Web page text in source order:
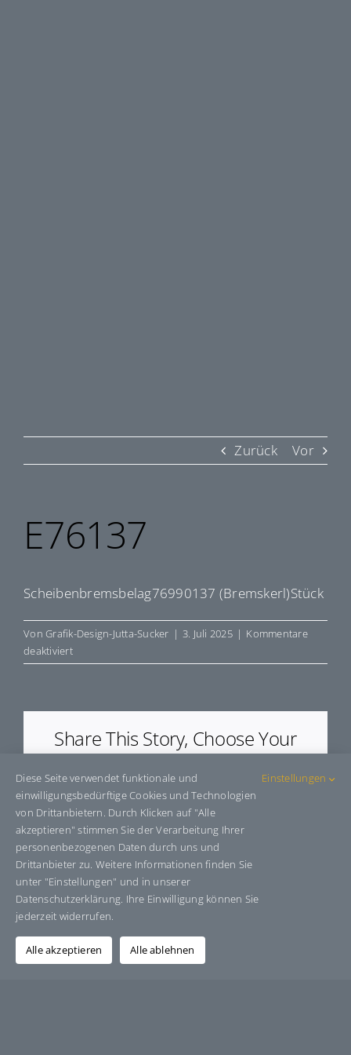
Zurück Vor
E76137
Scheibenbremsbelag76990137 (Bremskerl)Stück
VonGrafik-Design-Jutta-Sucker | 3. Juli 2025 | Kommentare
deaktiviertfür
E76137
Share This Story, Choose Your
Platform!
Facebook BlueskyReddit LinkedInWhatsAppTelegram
E-
Mail
Über den Autor:Grafik-Design-Jutta-Sucker
Diese Seite verwendet funktionale und
einwilligungsbedürftige Cookies und Technologien
von Drittanbietern. Durch Klicken auf "Alle
akzeptieren" stimmen Sie der Verarbeitung Ihrer
personenbezogenen Daten durch uns und
Drittanbieter zu. Weitere Informationen finden Sie
unter "Einstellungen" und in unserer
Datenschutzerklärung. Ihre Einwilligung können Sie
jederzeit widerrufen.
Einstellungen
Alle akzeptieren Alle ablehnen